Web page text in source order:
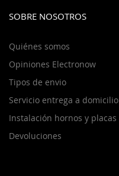
SOBRE NOSOTROS
Quiénes somos
Opiniones Electronow
Tipos de envio
Servicio entrega a domicilio
Instalación hornos y placas
Devoluciones